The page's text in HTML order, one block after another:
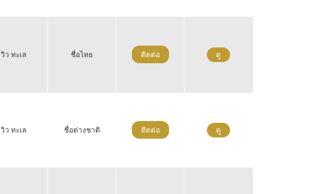
วิว ทะเล ชื่อไทย ติดต่อ ดู
วิว ทะเล ชื่อต่างชาติ ติดต่อ ดู